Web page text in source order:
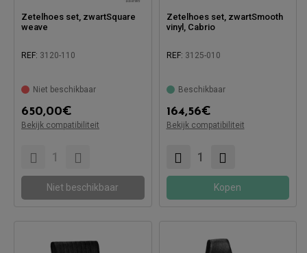
Zetelhoes set, zwartSquare
weave
REF: 3120-110
Niet beschikbaar
650,00€
Bekijk compatibiliteit
Niet beschikbaar
Zetelhoes set, zwartSmooth
vinyl, Cabrio
REF: 3125-010
Beschikbaar
164,56€
Bekijk compatibiliteit
Compatibel met:
Kopen